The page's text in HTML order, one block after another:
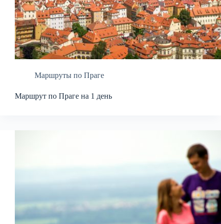
Маршруты по Праге
Маршрут по Праге на 1 день